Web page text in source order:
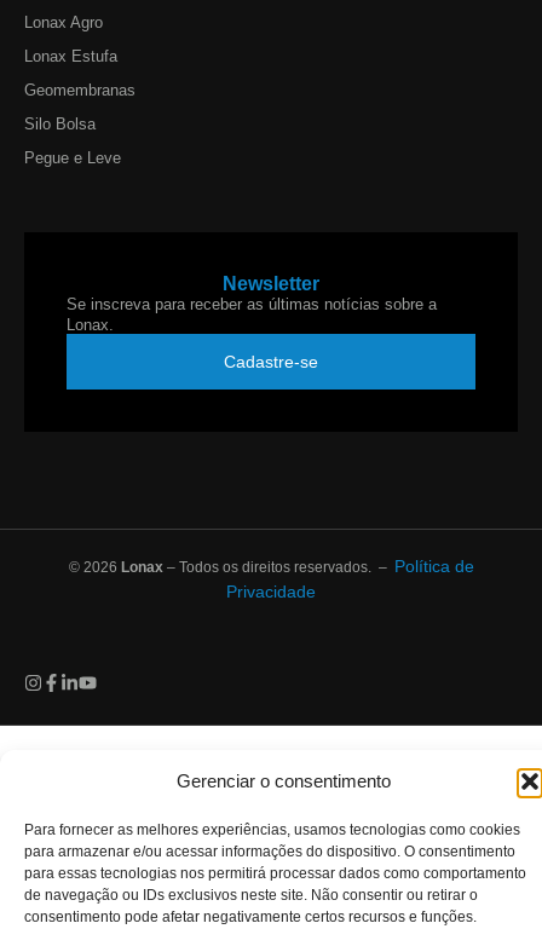
Gerenciar o consentimento
Para fornecer as melhores experiências, usamos tecnologias como cookies
para armazenar e/ou acessar informações do dispositivo. O consentimento
para essas tecnologias nos permitirá processar dados como comportamento
de navegação ou IDs exclusivos neste site. Não consentir ou retirar o
consentimento pode afetar negativamente certos recursos e funções.
Lonax Agro
Lonax Estufa
Geomembranas
Silo Bolsa
Pegue e Leve
Newsletter
Se inscreva para receber as últimas notícias sobre a
Lonax.
Cadastre-se
© 2026 Lonax– Todos os direitos reservados. – Política de
Privacidade